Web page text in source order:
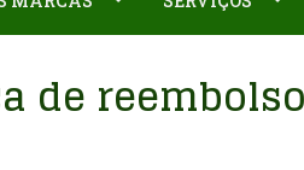
de reembolso